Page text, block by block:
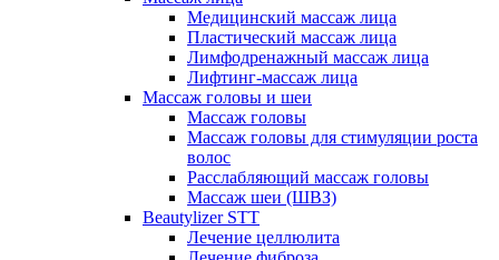
Медицинский массаж лица
Пластический массаж лица
Лимфодренажный массаж лица
Лифтинг-массаж лица
Массаж головы и шеи
Массаж головы
Массаж головы для стимуляции роста
волос
Расслабляющий массаж головы
Массаж шеи (ШВЗ)
Beautylizer STT
Лечение целлюлита